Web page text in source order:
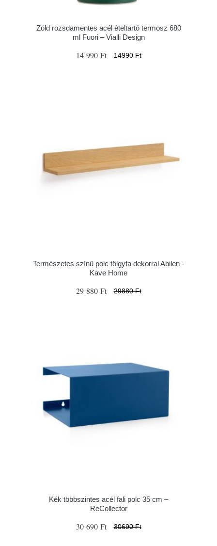
Zöld rozsdamentes acél ételtartó termosz 680
ml Fuori – Vialli Design
14 990 Ft 14990 Ft
Természetes színű polc tölgyfa dekorral Abilen -
Kave Home
29 880 Ft 29880 Ft
Kék többszintes acél fali polc 35 cm –
ReCollector
30 690 Ft 30690 Ft